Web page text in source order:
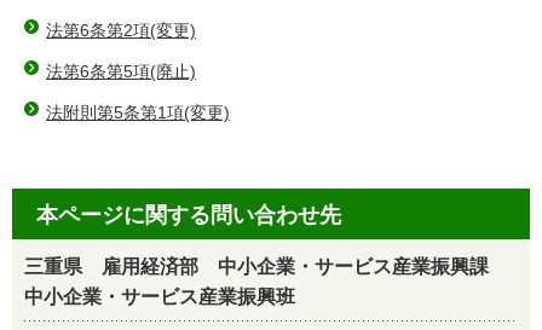
法第6条第2項(変更)
法第6条第5項(廃止)
法附則第5条第1項(変更)
本ページに関する問い合わせ先
三重県 雇用経済部 中小企業・サービス産業振興課
中小企業・サービス産業振興班